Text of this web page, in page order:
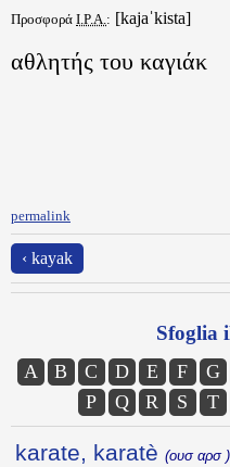
Προσφορά I.P.A.: [kajaˈkista]
αθλητής του καγιάκ
permalink
‹ kayak
Sfoglia
A B C D E F G
P
Q R S T
karate, karatè (ουσ αρσ )